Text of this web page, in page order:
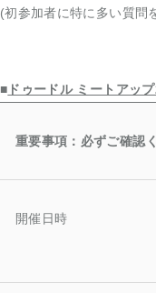
(初参加者に特に多い質問
■ ドゥードル ミートアッ
重要事項：必ずご確認
開催日時